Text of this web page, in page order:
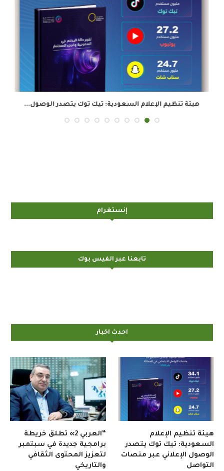
هيئة تنظيم الإعلام السعودية: تيك توك يتصدر الوصول...
إنستغرام
تابعنا عبر الفيس بوك
احدث اخبار
“العربي 2» تطلق خريطة
برامجية جديدة في سبتمبر
لتعزيز المحتوى الثقافي
والتاريخي
هيئة تنظيم الإعلام
السعودية: تيك توك يتصدر
الوصول الإعلاني عبر منصات
التواصل